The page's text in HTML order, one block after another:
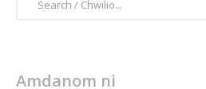
Amdanom ni